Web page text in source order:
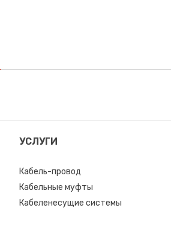
УСЛУГИ
Кабель-провод
Кабельные муфты
Кабеленесущие системы